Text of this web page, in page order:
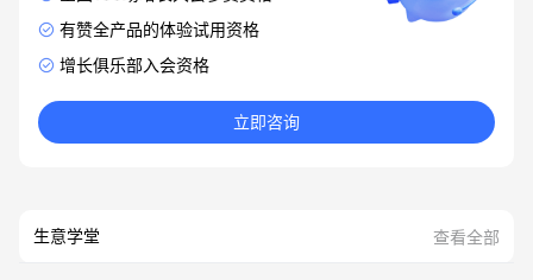
有赞全产品的体验试用资格
增长俱乐部入会资格
立即咨询
生意学堂 查看全部